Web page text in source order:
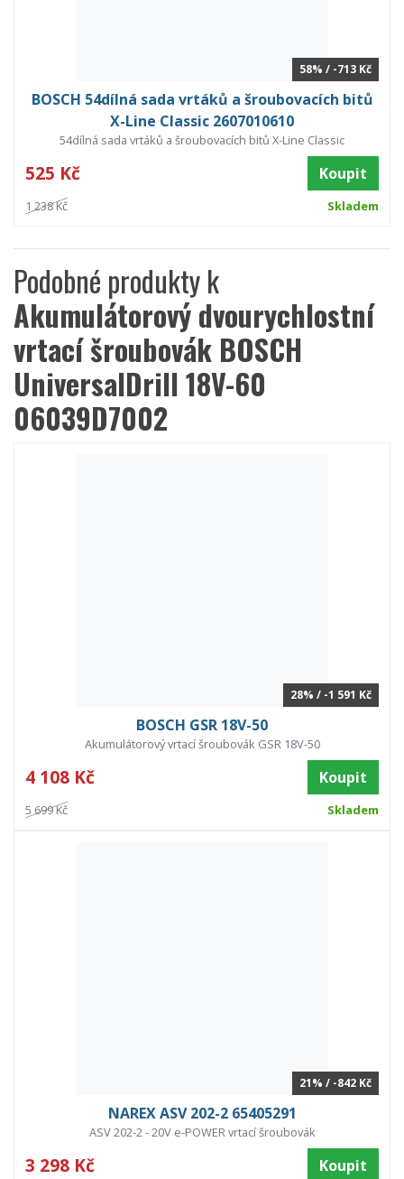
58% / -713 Kč
BOSCH 54dílná sada vrtáků a šroubovacích bitů
X-Line Classic 2607010610
54dílná sada vrtáků a šroubovacích bitů X-Line Classic
525 Kč Koupit
1 238 Kč Skladem
Podobné produkty k
Akumulátorový dvourychlostní
vrtací šroubovák BOSCH
UniversalDrill 18V-60
06039D7002
28% / -1 591 Kč
BOSCH GSR 18V-50
Akumulátorový vrtací šroubovák GSR 18V-50
4 108 Kč Koupit
5 699 Kč Skladem
21% / -842 Kč
NAREX ASV 202-2 65405291
ASV 202-2 - 20V e-POWER vrtací šroubovák
3 298 Kč Koupit